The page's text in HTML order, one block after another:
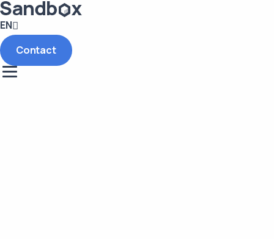
EN
Contact